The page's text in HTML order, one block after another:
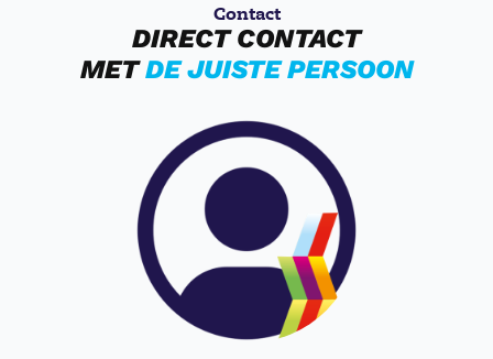
Contact
DIRECT CONTACT
METDE JUISTE PERSOON